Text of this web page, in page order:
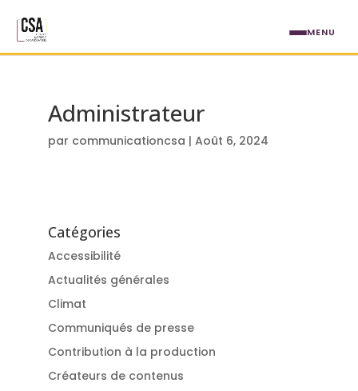
Administrateur
par communicationcsa | Août 6, 2024
Catégories
Accessibilité
Actualités générales
Climat
Communiqués de presse
Contribution à la production
Créateurs de contenus
MENU